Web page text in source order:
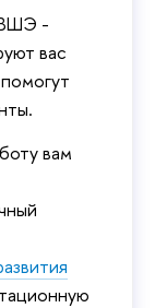
ВШЭ -
вас
вам